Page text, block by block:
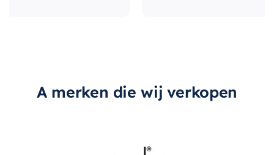
A merken die wij verkopen